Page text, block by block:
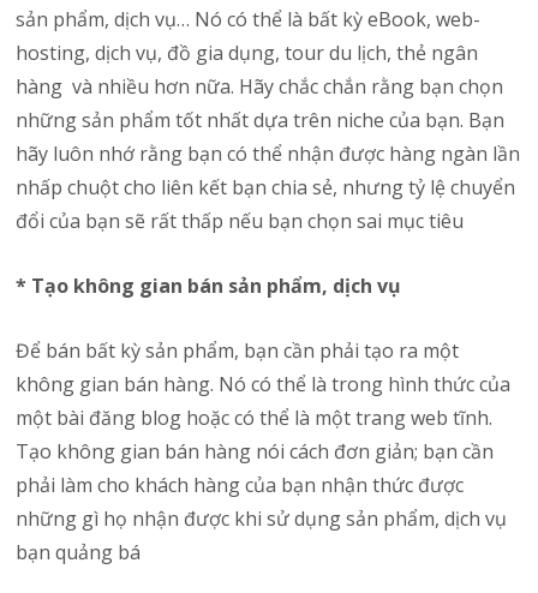
sản phẩm, dịch vụ… Nó có thể là bất kỳ eBook, web-
hosting, dịch vụ, đồ gia dụng, tour du lịch, thẻ ngân
hàng và nhiều hơn nữa. Hãy chắc chắn rằng bạn chọn
những sản phẩm tốt nhất dựa trên niche của bạn. Bạn
hãy luôn nhớ rằng bạn có thể nhận được hàng ngàn lần
nhấp chuột cho liên kết bạn chia sẻ, nhưng tỷ lệ chuyển
đổi của bạn sẽ rất thấp nếu bạn chọn sai mục tiêu
* Tạo không gian bán sản phẩm, dịch vụ
Để bán bất kỳ sản phẩm, bạn cần phải tạo ra một
không gian bán hàng. Nó có thể là trong hình thức của
một bài đăng blog hoặc có thể là một trang web tĩnh.
Tạo không gian bán hàng nói cách đơn giản; bạn cần
phải làm cho khách hàng của bạn nhận thức được
những gì họ nhận được khi sử dụng sản phẩm, dịch vụ
bạn quảng bá